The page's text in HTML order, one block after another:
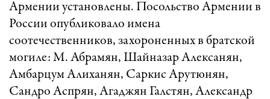
Армении установлены. Посольство Армении в
России опубликовало имена
соотечественников, захороненных в братской
могиле: М. Абрамян, Шайназар Алексанян,
Амбарцум Алиханян, Саркис Арутюнян,
Сандро Аспрян, Агаджян Галстян, Александр